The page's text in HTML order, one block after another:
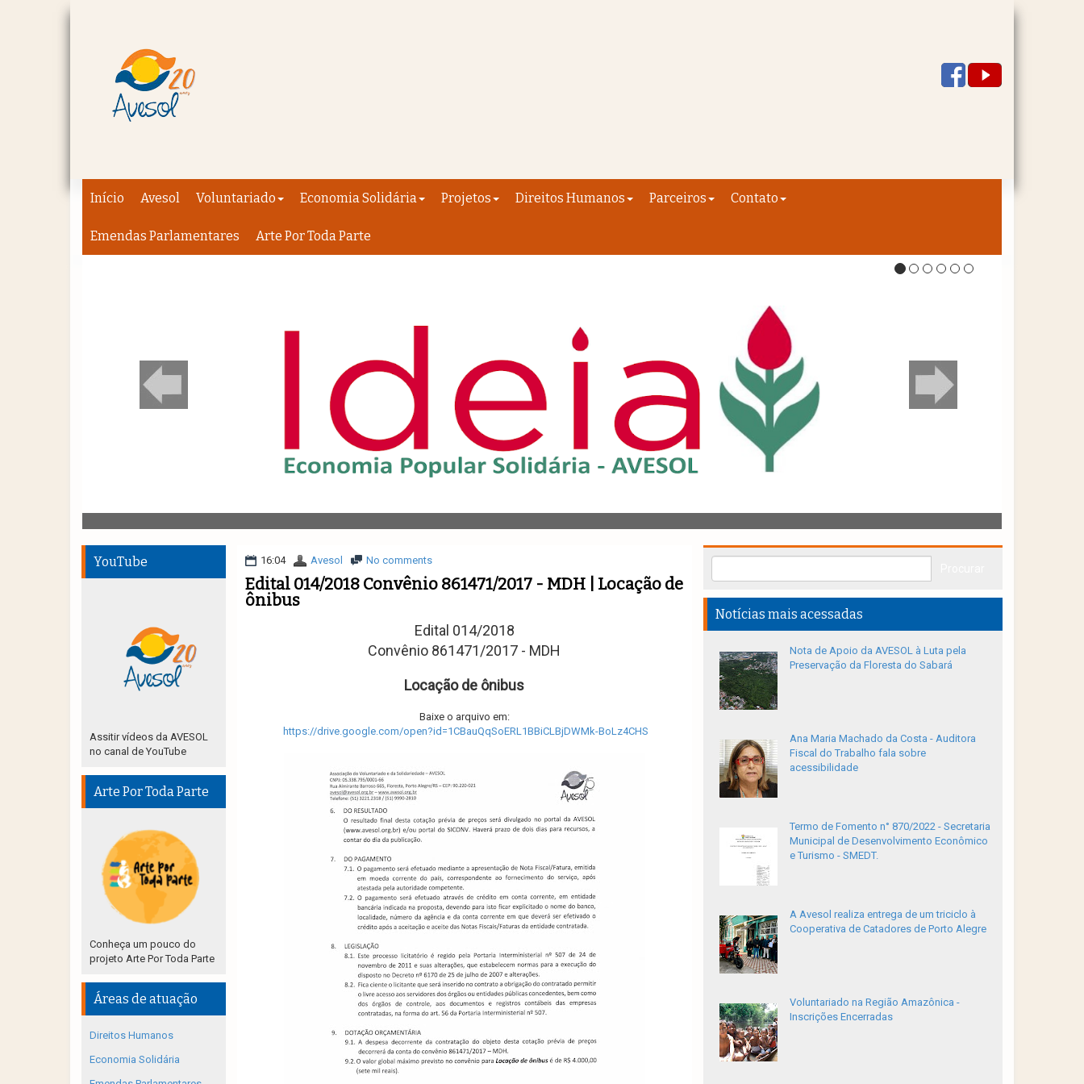
Início Avesol Voluntariado Economia Solidária Projetos Direitos Humanos Parceiros Contato
Emendas Parlamentares Arte Por Toda Parte
16:04 Avesol No comments
Edital 014/2018 Convênio 861471/2017 - MDH | Locação de
ônibus
Edital 014/2018
Convênio 861471/2017 - MDH
Locação de ônibus
Baixe o arquivo em:
https://drive.google.com/open?id=1CBauQqSoERL1BBiCLBjDWMk-BoLz4CHS
YouTube
Assitir vídeos da AVESOL
no canal de YouTube
Arte Por Toda Parte
Conheça um pouco do
projeto Arte Por Toda Parte
Áreas de atuação
Direitos Humanos
Economia Solidária
Notícias mais acessadas
Nota de Apoio da AVESOL à Luta pela
Preservação da Floresta do Sabará
Ana Maria Machado da Costa - Auditora
Fiscal do Trabalho fala sobre
acessibilidade
Termo de Fomento n° 870/2022 - Secretaria
Municipal de Desenvolvimento Econômico
e Turismo - SMEDT.
A Avesol realiza entrega de um triciclo à
Cooperativa de Catadores de Porto Alegre
Voluntariado na Região Amazônica -
Inscrições Encerradas